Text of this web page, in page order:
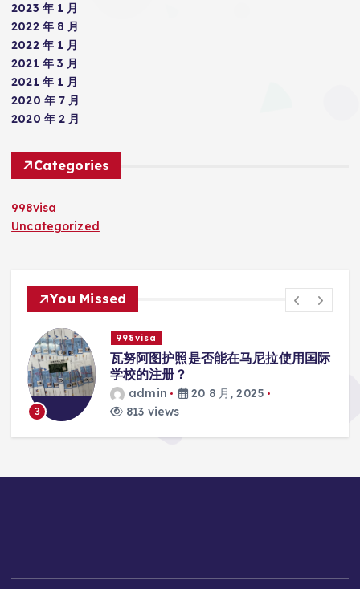
2023 年 1 月
2022 年 8 月
2022 年 1 月
2021 年 3 月
2021 年 1 月
2020 年 7 月
2020 年 2 月
Categories
998visa
Uncategorized
You Missed
3
998visa
瓦努阿图护照是否能在马尼拉使用国际
学校的注册？
admin
20 8 月, 2025
813 views